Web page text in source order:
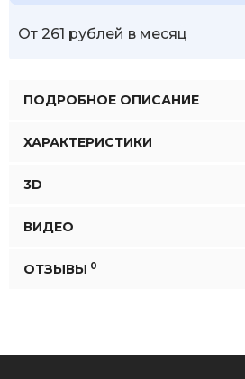
От 261 рублей в месяц
ПОДРОБНОЕ ОПИСАНИЕ
ХАРАКТЕРИСТИКИ
3D
ВИДЕО
ОТЗЫВЫ 0